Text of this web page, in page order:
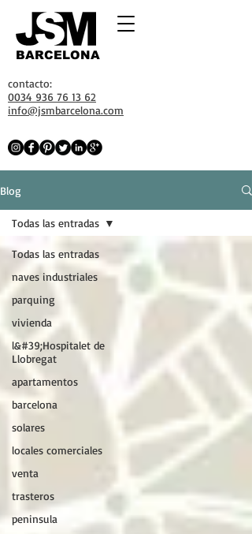
BARCELONA
contacto:
0034 936 76 13 62
info@jsmbarcelona.com
Blog
Todas las entradas
naves industriales
parquing
vivienda
l&#39;Hospitalet de
Llobregat
apartamentos
barcelona
solares
locales comerciales
venta
trasteros
peninsula
Todas las entradas